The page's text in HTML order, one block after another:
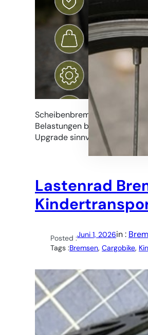
Scheibenbremsen am
Belastungen bewältigen. Wir
Upgrade sinnvoll ist und wie
Lastenrad
Posted :Juni 1, 2026in :
Tags :Bremsen, Cargobike,